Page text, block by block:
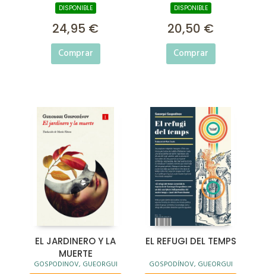
DISPONIBLE
24,95 €
Comprar
DISPONIBLE
20,50 €
Comprar
EL JARDINERO Y LA
MUERTE
GOSPODINOV, GUEORGUI
EL REFUGI DEL TEMPS
GOSPODÍNOV, GUEORGUI